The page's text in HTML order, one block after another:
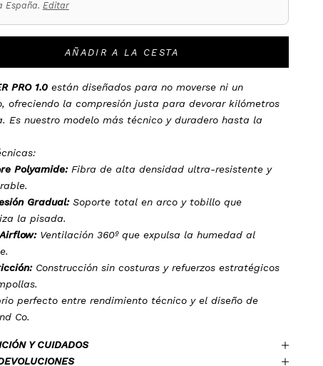
España. Editar
AÑADIR A LA CESTA
PRO 1.0están diseñados para no moverse ni un
ofreciendo la compresión justa para devorar kilómetros
Es nuestro modelo más técnico y duradero hasta la
Polyamide:Fibra de alta densidad ultra-resistente y
Gradual:Soporte total en arco y tobillo que
la pisada.
Ventilación 360º que expulsa la humedad al
Construcción sin costuras y refuerzos estratégicos
perfecto entre rendimiento técnico y el diseño de
Co.
Y CUIDADOS